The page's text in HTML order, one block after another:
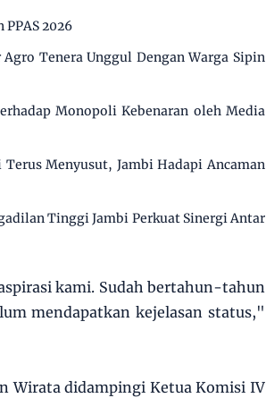
2026
Tenera Unggul Dengan Warga Sipin
Monopoli Kebenaran oleh Media
Menyusut, Jambi Hadapi Ancaman
Tinggi Jambi Perkuat Sinergi Antar
kami. Sudah bertahun-tahun
mendapatkan kejelasan status,"
Wirata didampingi Ketua Komisi IV